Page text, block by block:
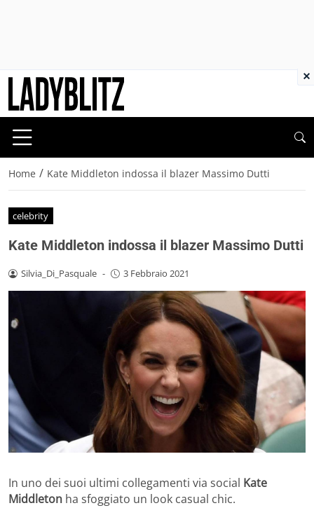
Home / Kate Middleton indossa il blazer Massimo Dutti
celebrity
Kate Middleton indossa il blazer Massimo Dutti
Silvia_Di_Pasquale - 3 Febbraio 2021
In uno dei suoi ultimi collegamenti via social Kate
Middleton ha sfoggiato un look casual chic.
×